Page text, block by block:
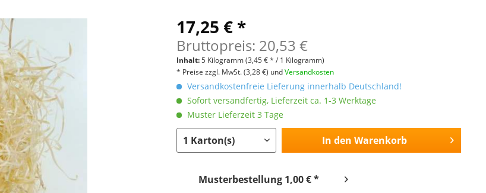
17,25 € *
Bruttopreis: 20,53 €
Inhalt:5 Kilogramm(3,45 € * / 1 Kilogramm)
* Preise zzgl. MwSt.(3,28 €) undVersandkosten
Versandkostenfreie Lieferung innerhalb Deutschland!
Sofort versandfertig, Lieferzeit ca. 1-3 Werktage
Muster Lieferzeit 3 Tage
In den Warenkorb
Musterbestellung 1,00 € *